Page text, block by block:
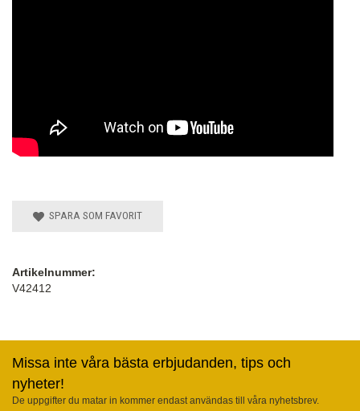
SPARA SOM FAVORIT
Artikelnummer:
V42412
Missa inte våra bästa erbjudanden, tips och
nyheter!
De uppgifter du matar in kommer endast användas till våra nyhetsbrev.